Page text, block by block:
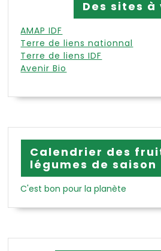
Des sites à
AMAP IDF
Terre de liens nationnal
Terre de liens IDF
Avenir Bio
Calendrier des
légumes de saison
C'est bon pour la planète